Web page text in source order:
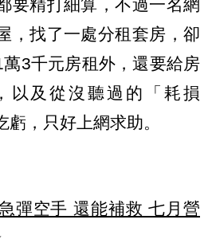
要精打細算，不過一名網
，找了一處分租套房，卻
3千元房租外，還要給房
以及從沒聽過的「耗損
，只好上網求助。
彈空手 還能補救 七月營